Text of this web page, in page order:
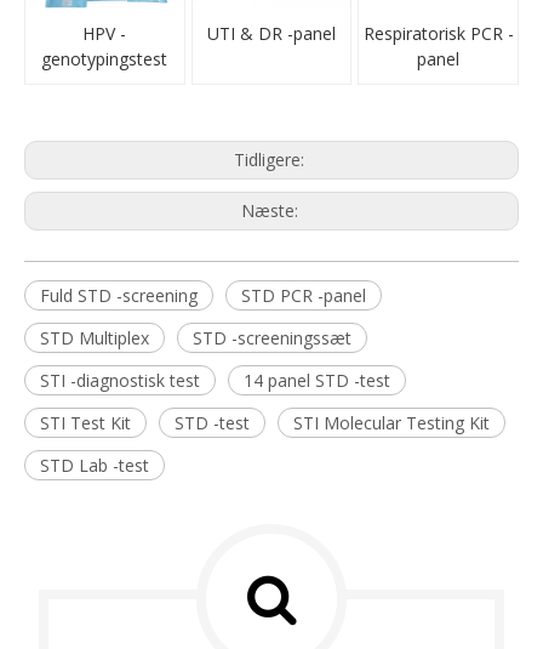
HPV -
genotypingstest
UTI & DR -panel
Respiratorisk PCR -
panel
Tidligere:
Næste:
Fuld STD -screening
STD PCR -panel
STD Multiplex
STD -screeningssæt
STI -diagnostisk test
14 panel STD -test
STI Test Kit
STD -test
STI Molecular Testing Kit
STD Lab -test